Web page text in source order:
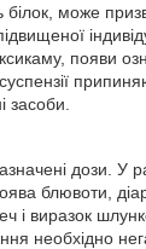
білок, може
появи
засоби.
дози. У
блювоти,
і виразок
необхідно